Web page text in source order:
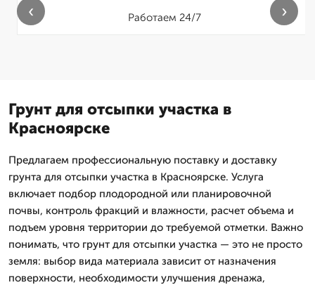
Работаем 24/7
‹ ›
Грунт для отсыпки участка в
Красноярске
Предлагаем профессиональную поставку и доставку
грунта для отсыпки участка в Красноярске. Услуга
включает подбор плодородной или планировочной
почвы, контроль фракций и влажности, расчет объема и
подъем уровня территории до требуемой отметки. Важно
понимать, что грунт для отсыпки участка — это не просто
земля: выбор видa материала зависит от назначения
поверхности, необходимости улучшения дренажа,